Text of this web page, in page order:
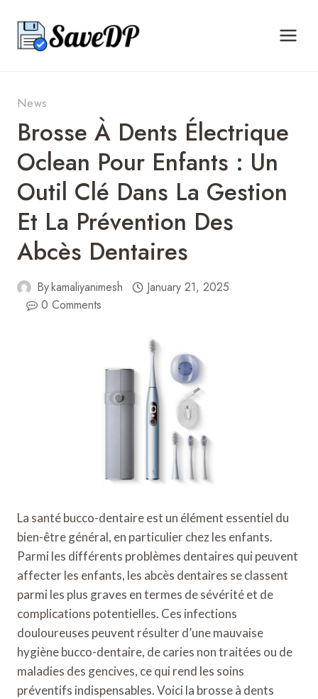
content
News
Brosse À Dents Électrique
Oclean Pour Enfants : Un
Outil Clé Dans La Gestion
Et La Prévention Des
Abcès Dentaires
Bykamaliyanimesh
January 21, 2025
0 Comments
La santé bucco-dentaire est un élément essentiel du
bien-être général, en particulier chez les enfants.
Parmi les différents problèmes dentaires qui peuvent
affecter les enfants, les abcès dentaires se classent
parmi les plus graves en termes de sévérité et de
complications potentielles. Ces infections
douloureuses peuvent résulter d’une mauvaise
hygiène bucco-dentaire, de caries non traitées ou de
maladies des gencives, ce qui rend les soins
préventifs indispensables. Voici la brosse à dents